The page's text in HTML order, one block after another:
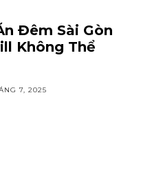
Đêm Sài Gòn
Không Thể
7, 2025